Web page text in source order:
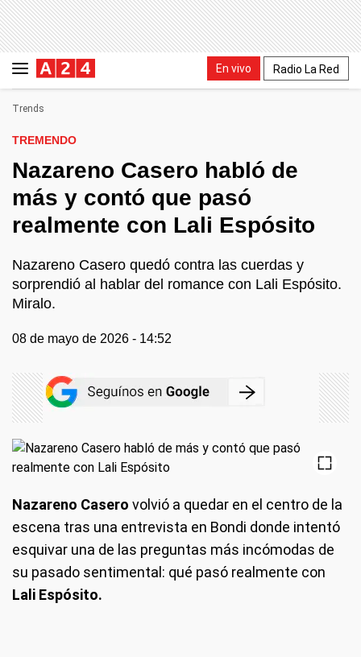
En vivo Radio La Red
Trends
TREMENDO
Nazareno Casero habló de
más y contó que pasó
realmente con Lali Espósito
Nazareno Casero quedó contra las cuerdas y
sorprendió al hablar del romance con Lali Espósito.
Miralo.
08 de mayo de 2026 - 14:52
Nazareno Casero volvió a quedar en el centro de la
escena tras una entrevista en Bondi donde intentó
esquivar una de las preguntas más incómodas de
su pasado sentimental: qué pasó realmente con
Lali Espósito.